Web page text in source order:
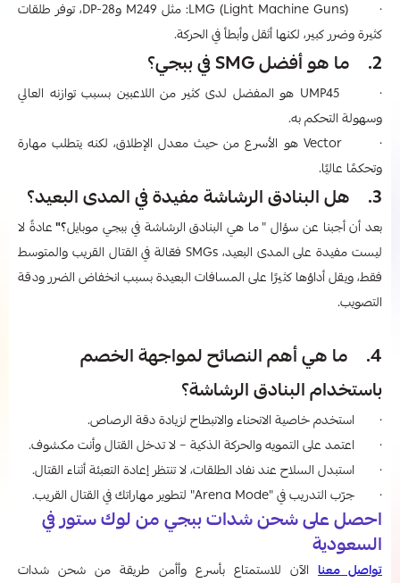
· LMG (Light Machine Guns): مثل M249 وDP-28، توفر طلقات
كثيرة وضرر كبير، لكنها أثقل وأبطأ في الحركة.
2. ما هو أفضل SMG في ببجي؟
· UMP45 هو المفضل لدى كثير من اللاعبين بسبب توازنه العالي
وسهولة التحكم به.
· Vector هو الأسرع من حيث معدل الإطلاق، لكنه يتطلب مهارة
وتحكمًا عاليًا.
3. هل البنادق الرشاشة مفيدة في المدى البعيد؟
بعد أن أجبنا عن سؤال "ما هي البنادق الرشاشة في ببجي موبايل؟"عادةً لا
ليست مفيدة على المدى البعيد، SMGs فعّالة في القتال القريب والمتوسط
فقط، ويقل أداؤها كثيرًا على المسافات البعيدة بسبب انخفاض الضرر ودقة
التصويب.
4. ما هي أهم النصائح لمواجهة الخصم
باستخدام البنادق الرشاشة؟
· استخدم خاصية الانحناء والانبطاح لزيادة دقة الرصاص.
· اعتمد على التمويه والحركة الذكية – لا تدخل القتال وأنت مكشوف.
· استبدل السلاح عند نفاد الطلقات، لا تنتظر إعادة التعبئة أثناء القتال.
· جرّب التدريب في "Arena Mode" لتطوير مهاراتك في القتال القريب.
احصل على شحن شدات ببجي من لوك ستور في
السعودية
تواصل معنا الآن للاستمتاع بأسرع وأأمن طريقة من شحن شدات